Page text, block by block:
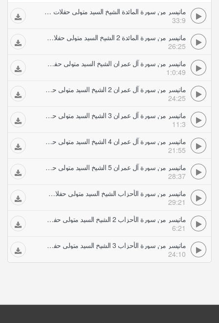
ماتيسر من سورة المائدة الشيخ السيد متولي حفلات تلاوات مجودة
33:9
ماتيسر من سورة المائدة 2 الشيخ السيد متولي حفلات تلاوات مجودة
26:25
ماتيسر من سورة آل عمران الشيخ السيد متولي حفلات تلاوات مجودة
1:0:49
ماتيسر من سورة آل عمران 2 الشيخ السيد متولي حفلات تلاوات مجودة
24:25
ماتيسر من سورة آل عمران 3 الشيخ السيد متولي حفلات تلاوات مجودة
11:3
ماتيسر من سورة آل عمران 4 الشيخ السيد متولي حفلات تلاوات مجودة
21:55
ماتيسر من سورة آل عمران 5 الشيخ السيد متولي حفلات تلاوات مجودة
28:37
ماتيسر من سورة الأحزاب الشيخ السيد متولي حفلات تلاوات مجودة
29:21
ماتيسر من سورة الأحزاب 2 الشيخ السيد متولي حفلات تلاوات مجودة
6:21
ماتيسر من سورة الأحزاب 3 الشيخ السيد متولي حفلات تلاوات مجودة
24:10